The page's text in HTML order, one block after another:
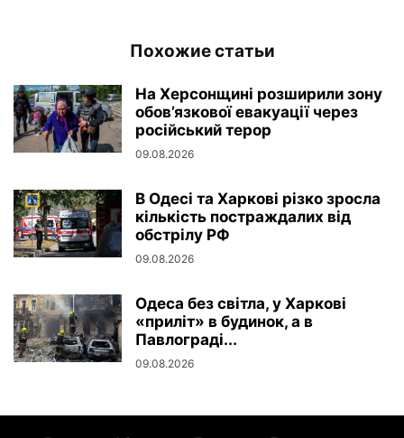
Похожие статьи
На Херсонщині розширили зону
обов’язкової евакуації через
російський терор
09.08.2026
В Одесі та Харкові різко зросла
кількість постраждалих від
обстрілу РФ
09.08.2026
Одеса без світла, у Харкові
«приліт» в будинок, а в
Павлограді...
09.08.2026